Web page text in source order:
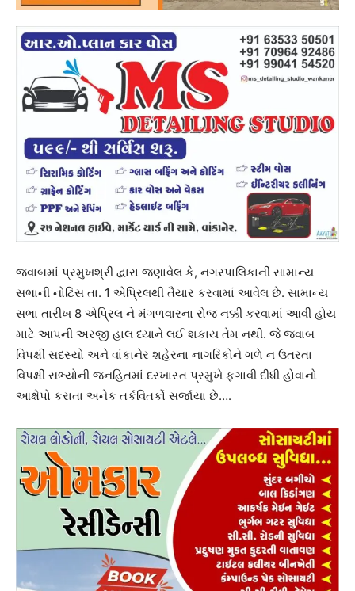
જવાબમાં પ્રમુખશ્રી દ્વારા જણાવેલ કે, નગરપાલિકાની સામાન્ય
સભાની નોટિસ તા. 1 એપ્રિલથી તૈયાર કરવામાં આવેલ છે. સામાન્ય
સભા તારીખ 8 એપ્રિલ ને મંગળવારના રોજ નક્કી કરવામાં આવી હોય
માટે આપની અરજી હાલ ધ્યાને લઈ શકાય તેમ નથી. જે જવાબ
વિપક્ષી સદસ્યો અને વાંકાનેર શહેરના નાગરિકોને ગળે ન ઉતરતા
વિપક્ષી સભ્યોની જનહિતમાં દરખાસ્ત પ્રમુખે ફગાવી દીધી હોવાનો
આક્ષેપો કરાતા અનેક તર્કવિતર્કો સર્જાયા છે….